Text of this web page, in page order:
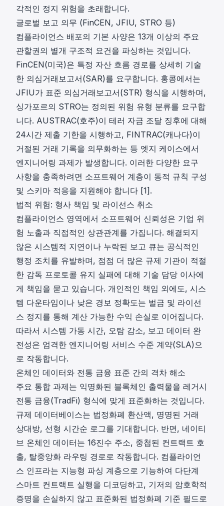
각적인 정지 위험을 초래합니다.
글로벌 보고 의무 (FinCEN, JFIU, STRO 등)
컴플라이언스 배포의 기본 사양은 13개 이상의 주요
관할권의 별개 구조적 요건을 파싱하는 것입니다.
FinCEN(미국)은 특정 자산 흐름 경로를 상세히 기술
한 의심거래보고서(SAR)를 요구합니다. 홍콩에서는
JFIU가 표준 의심거래보고서(STR) 형식을 시행하며,
싱가포르의 STRO는 정의된 위험 유형 분류를 요구합
니다. AUSTRAC(호주)이 테러 자금 조달 징후에 대해
24시간 제출 기한을 시행하고, FINTRAC(캐나다)이
거절된 거래 기록을 의무화하는 등 엣지 케이스에서
엔지니어링 과제가 발생합니다. 이러한 다양한 요구
사항을 충족하려면 소프트웨어 계층이 동적 규칙 구성
및 스키마 적응을 지원해야 합니다 [1].
법적 위험: 형사 책임 및 라이선스 취소
컴플라이언스 영역에서 소프트웨어 신뢰성은 기업 위
험 노출과 직접적인 상관관계를 가집니다. 해결되지
않은 시스템적 지연이나 누락된 보고 큐는 공식적인
행정 조치를 유발하며, 점점 더 많은 규제 기관이 적절
한 감독 프로토콜 유지 실패에 대해 기술 담당 이사에
게 책임을 묻고 있습니다. 개인적인 책임 외에도, 시스
템 다운타임이나 낮은 경보 정확도는 벌금 및 라이선
스 정지를 통해 계산 가능한 수익 손실로 이어집니다.
따라서 시스템 가동 시간, 오탐 감소, 보고 데이터 완
전성은 엄격한 엔지니어링 서비스 수준 계약(SLA)으
로 작동합니다.
온체인 데이터와 전통 금융 표준 간의 격차 해소
주요 통합 과제는 익명화된 블록체인 출력물을 레거시
전통 금융(TradFi) 형식에 맞게 표준화하는 것입니다.
규제 데이터베이스는 법정화폐 환산액, 명명된 거래
상대방, 선형 시간순 로그를 기대합니다. 반면, 네이티
브 온체인 데이터는 16진수 주소, 중첩된 컨트랙트 호
출, 탈중앙화 라우팅 경로로 작동합니다. 컴플라이언
스 인프라는 지능형 파싱 계층으로 기능하여 다단계
스마트 컨트랙트 실행을 디코딩하고, 기저의 암호학적
증명을 손실하지 않고 표준화된 법정화폐 기준 필드로